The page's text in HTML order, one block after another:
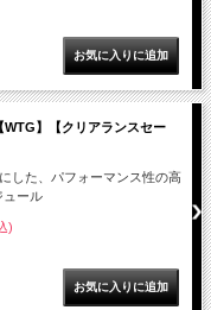
】【クリアランスセー
した、パフォーマンス性の高
ュール
)